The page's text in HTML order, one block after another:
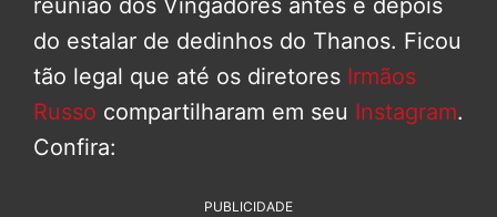
reunião dos Vingadores antes e depois
do estalar de dedinhos do Thanos. Ficou
tão legal que até os diretores Irmãos
Russo compartilharam em seu Instagram.
Confira:
PUBLICIDADE